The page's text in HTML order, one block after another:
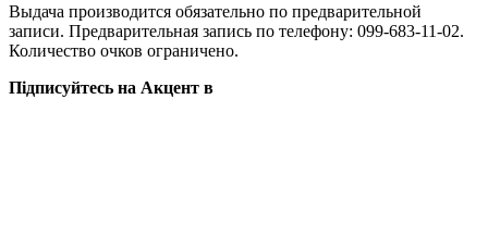
Выдача производится обязательно по предварительной
записи. Предварительная запись по телефону: 099-683-11-02.
Количество очков ограничено.
Підписуйтесь на Акцент в